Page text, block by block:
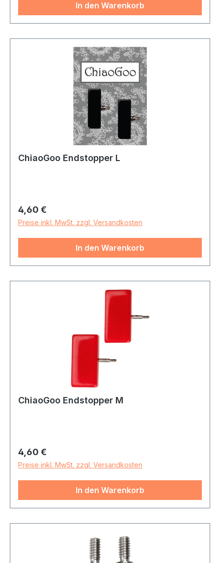
In den Warenkorb
ChiaoGoo Endstopper L
Regulärer Preis:
4,60 €
Preise inkl. MwSt. zzgl. Versandkosten
In den Warenkorb
ChiaoGoo Endstopper M
Regulärer Preis:
4,60 €
Preise inkl. MwSt. zzgl. Versandkosten
In den Warenkorb